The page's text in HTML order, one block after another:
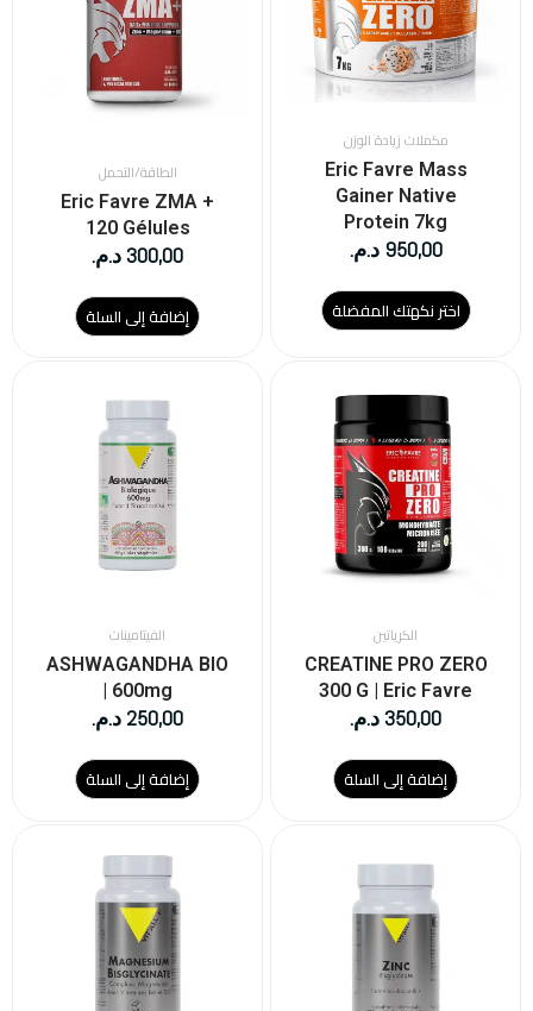
مكملات زيادة الوزن
Eric Favre Mass
Gainer Native
Protein 7kg
950,00 د.م.
اختر نكهتك المفضلة
لهذا
المنتج.
يمكن
اختيار
الطاقة/التحمل
Eric Favre ZMA +
120 Gélules
300,00د.م.
إضافة إلى السلة
الكرياتين
CREATINE PRO ZERO
300 G | Eric Favre
350,00د.م.
إضافة إلى السلة
الفيتامينات
ASHWAGANDHA BIO
| 600mg
250,00 د.م.
إضافة إلى السلة